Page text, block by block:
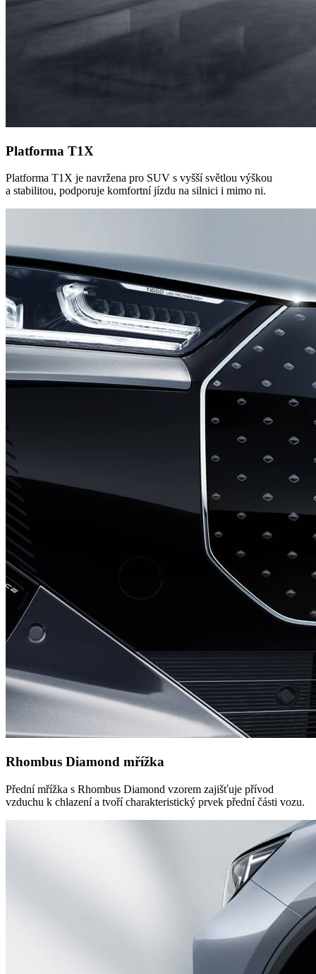
Platforma T1X
Platforma T1X je navržena pro SUV s vyšší světlou výškou
a stabilitou, podporuje komfortní jízdu na silnici i mimo ni.
Rhombus Diamond mřížka
Přední mřížka s Rhombus Diamond vzorem zajišťuje přívod
vzduchu k chlazení a tvoří charakteristický prvek přední části vozu.